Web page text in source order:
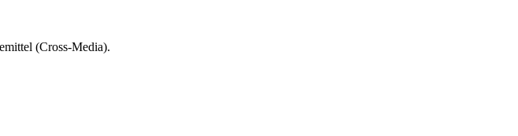
(Cross-Media).